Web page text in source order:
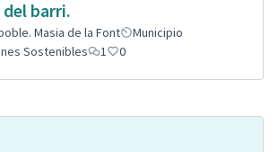
barri.
Masia de la Font
Municipio
Sostenibles
1 0